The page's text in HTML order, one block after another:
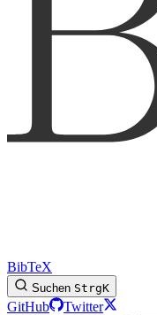
BibTeX
Suchen StrgK
GitHub
Twitter